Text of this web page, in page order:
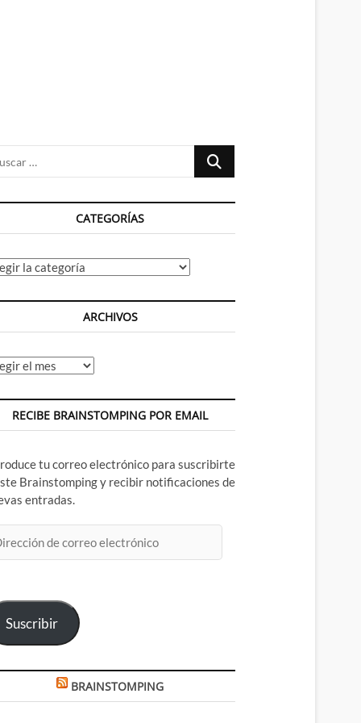
Buscar
CATEGORÍAS
ARCHIVOS
RECIBE BRAINSTOMPING POR EMAIL
tu correo electrónico para suscribirte
Brainstomping y recibir notificaciones de
entradas.
Suscribir
BRAINSTOMPING